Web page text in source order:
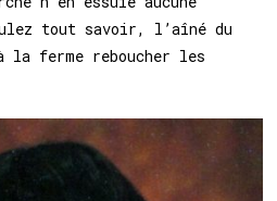
tout savoir, l’aîné du
ferme reboucher les